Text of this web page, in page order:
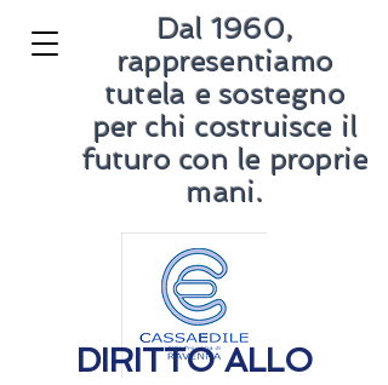
Dal 1960,
rappresentiamo
tutela e sostegno
per chi costruisce il
futuro con le proprie
mani.
DIRITTO ALLO